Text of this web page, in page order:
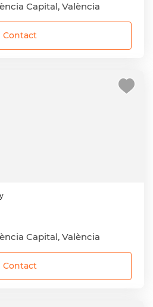
Capital, València
Contact
Capital, València
Contact